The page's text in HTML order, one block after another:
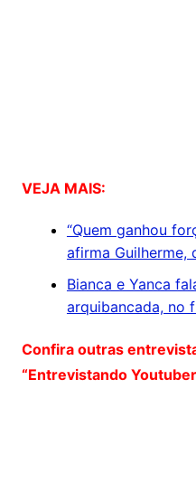
VEJA MAIS:
“Quem ganhou
afirma Guilherme,
Bianca e Yanca
arquibancada, no
Confira outras
“Entrevistando